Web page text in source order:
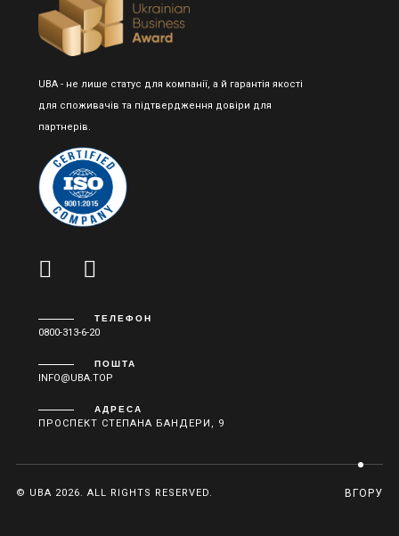
UBA - не лише статус для компанії, а й гарантія якості
для споживачів та підтвердження довіри для
партнерів.
ТЕЛЕФОН
0800-313-6-20
ПОШТА
INFO@UBA.TOP
АДРЕСА
ПРОСПЕКТ СТЕПАНА БАНДЕРИ, 9
© UBA 2026. ALL RIGHTS RESERVED. ВГОРУ